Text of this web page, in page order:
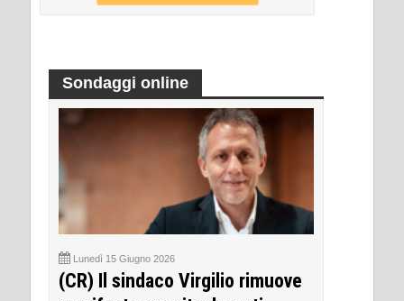
Sondaggi online
Lunedì 15 Giugno 2026
(CR) Il sindaco Virgilio rimuove